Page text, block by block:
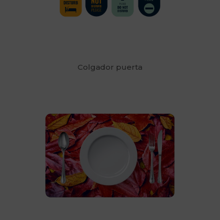
Colgador puerta